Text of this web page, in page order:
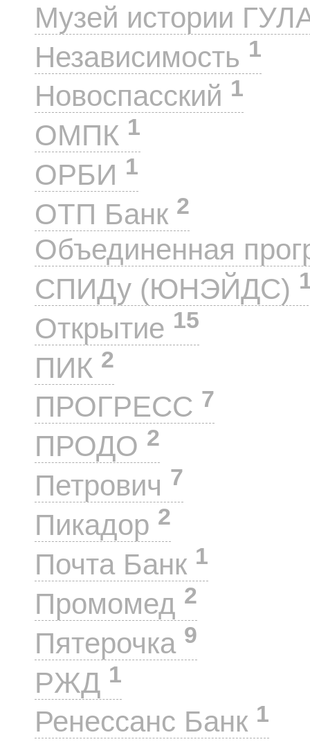
Музей истории
Независимость 1
Новоспасский 1
ОМПК 1
ОРБИ 1
ОТП Банк 2
Объединенная
СПИДу (ЮНЭЙДС)
Открытие 15
ПИК 2
ПРОГРЕСС 7
ПРОДО 2
Петрович 7
Пикадор 2
Почта Банк 1
Промомед 2
Пятерочка 9
РЖД 1
Ренессанс Банк 1